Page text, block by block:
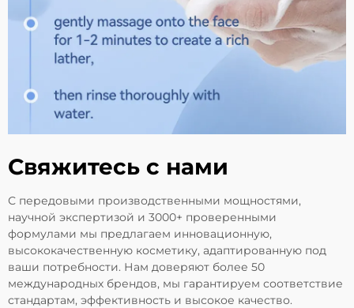
Свяжитесь с нами
С передовыми производственными мощностями,
научной экспертизой и 3000+ проверенными
формулами мы предлагаем инновационную,
высококачественную косметику, адаптированную под
ваши потребности. Нам доверяют более 50
международных брендов, мы гарантируем соответствие
стандартам, эффективность и высокое качество.